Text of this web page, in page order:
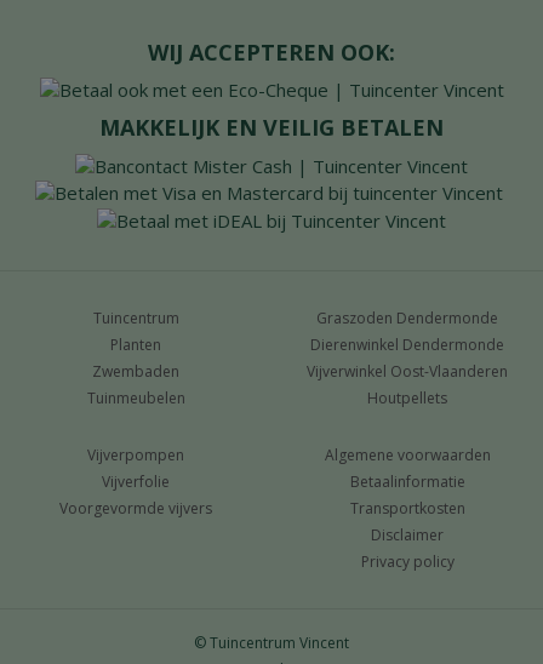
WIJ ACCEPTEREN OOK:
MAKKELIJK EN VEILIG BETALEN
Tuincentrum
Planten
Zwembaden
Tuinmeubelen
Graszoden Dendermonde
Dierenwinkel Dendermonde
Vijverwinkel Oost-Vlaanderen
Houtpellets
Vijverpompen
Vijverfolie
Voorgevormde vijvers
Algemene voorwaarden
Betaalinformatie
Transportkosten
Disclaimer
Privacy policy
© Tuincentrum Vincent